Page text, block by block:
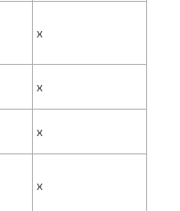
x
x
x
x